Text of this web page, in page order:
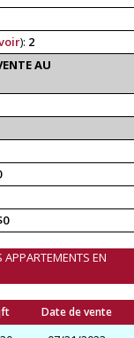
): 2
AU
APPARTEMENTS EN
Date de vente